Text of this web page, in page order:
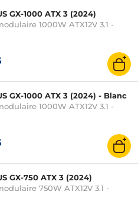
GX-1000 ATX 3 (2024)
1000W ATX12V 3.1 -
GX-1000 ATX 3 (2024) - Blanc
1000W ATX12V 3.1 -
GX-750 ATX 3 (2024)
750W ATX12V 3.1 -